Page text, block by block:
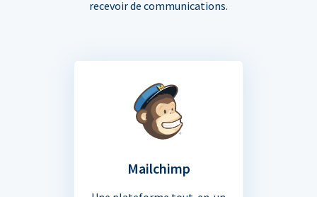
recevoir de communications.
Mailchimp